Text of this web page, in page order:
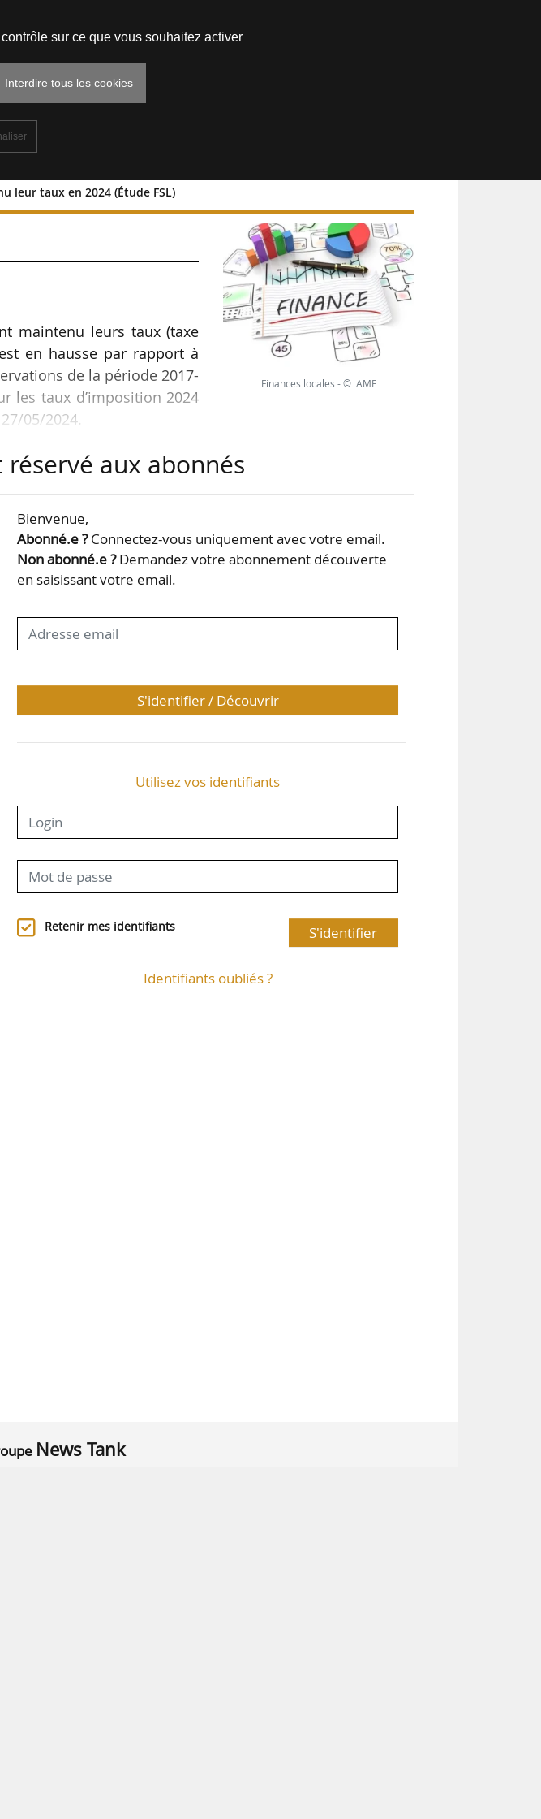
leur taux en 2024 (Étude FSL)
ont
maintenu leurs taux (taxe
en hausse par rapport à
de la période 2017-
les taux d’imposition 2024
05/2024.
% en 2024. Hors Paris, la
Finances locales - © AMF
réservé aux abonnés
Bienvenue,
Abonné.e ?Connectez-vous uniquement avec votre email.
Non abonné.e ?Demandez votre abonnement découverte
en saisissant votre email.
S'identifier / Découvrir
Utilisez vos identifiants
Retenir mes identifiants S'identifier
Identifiants oubliés ?
News Tank
sur ce que vous souhaitez activer
Interdire tous les cookies